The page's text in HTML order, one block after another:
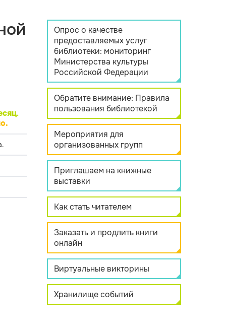
.
Опрос о качестве
предоставляемых услуг
библиотеки: мониторинг
Министерства культуры
Российской Федерации
Обратите внимание: Правила
пользования библиотекой
Мероприятия для
организованных групп
Приглашаем на книжные
выставки
Как стать читателем
Заказать и продлить книги
онлайн
Виртуальные викторины
Хранилище событий